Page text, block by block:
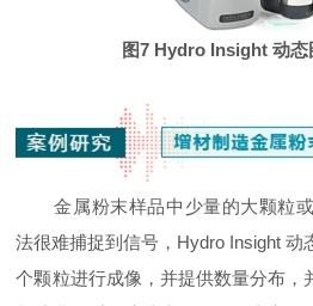
图7 Hydro Insight 动态
金属粉末样品中少量的大颗粒
法很难捕捉到信号，Hydro Insight
个颗粒进行成像，并提供数量分布，